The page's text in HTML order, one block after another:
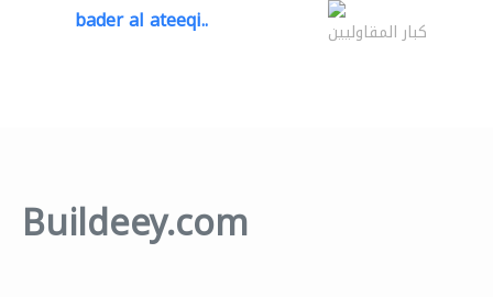
bader al ateeqi.. كبار المقاوليين
Buildeey.com